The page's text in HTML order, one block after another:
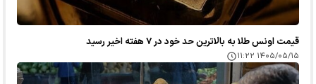
قیمت اونس طلا به بالاترین حد خود در ۷ هفته اخیر رسید
۱۴۰۵/۰۵/۱۵ ۱۱:۲۲